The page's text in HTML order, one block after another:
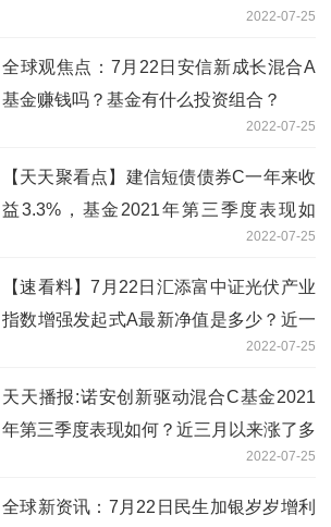
2022-07-25
全球观焦点：7月22日安信新成长混合A
基金赚钱吗？基金有什么投资组合？
2022-07-25
【天天聚看点】建信短债债券C一年来收
益3.3%，基金2021年第三季度表现如
2022-07-25
【速看料】7月22日汇添富中证光伏产业
指数增强发起式A最新净值是多少？近一
2022-07-25
天天播报:诺安创新驱动混合C基金2021
年第三季度表现如何？近三月以来涨了多
2022-07-25
全球新资讯：7月22日民生加银岁岁增利